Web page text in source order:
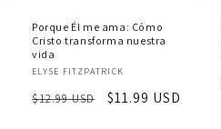
Porque Él me ama: Cómo
Cristo transforma nuestra
vida
Proveedor:
ELYSE FITZPATRICK
Precio
$12.99 USD
Precio
$11.99 USD